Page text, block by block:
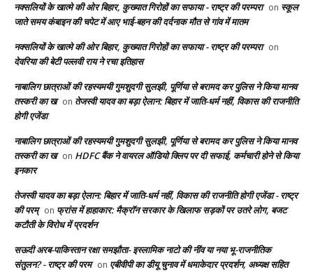
नक्सलियों के खात्मे की ओर बिहार, कुख्यात गिरोहों का सफाया - राष्ट्र की परम्परा on स्कूल
जाते समय कंबाइन की चपेट में आए भाई-बहन की दर्दनाक मौत से गांव में मातम
नक्सलियों के खात्मे की ओर बिहार, कुख्यात गिरोहों का सफाया - राष्ट्र की परम्परा on
देवरिया की बेटी पल्लवी राय ने रचा इतिहास
नाबालिग छात्राओं की रहस्यमयी गुमशुदगी सुलझी, पूर्णिया से बरामद कर पुलिस ने किया मानव
तस्करी का ख on तेजस्वी यादव का बड़ा ऐलान: बिहार में जाति-धर्म नहीं, विकास की राजनीति
होगी एजेंडा
नाबालिग छात्राओं की रहस्यमयी गुमशुदगी सुलझी, पूर्णिया से बरामद कर पुलिस ने किया मानव
तस्करी का ख on HDFC बैंक ने वायरल ऑडियो क्लिप पर दी सफाई, कर्मचारी होने से किया
इनकार
तेजस्वी यादव का बड़ा ऐलान: बिहार में जाति-धर्म नहीं, विकास की राजनीति होगी एजेंडा - राष्ट्र
की परम् on फ्रांस में हाहाकार: मैक्रॉन सरकार के खिलाफ सड़कों पर उतरे लोग, बजट
कटौती के विरोध में प्रदर्शन
सऊदी अरब-पाकिस्तान रक्षा समझौता- इस्लामिक नाटो की नींव या नया भू-राजनीतिक
संतुलन? - राष्ट्र की परम on एबीवीपी का डीयू चुनाव में धमाकेदार प्रदर्शन, अध्यक्ष सहित